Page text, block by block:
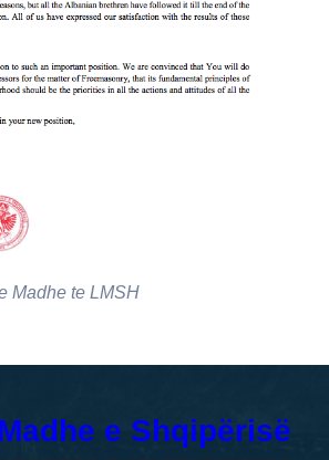
Madhe te LMSH
e Shqipërisë